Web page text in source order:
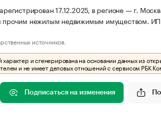
17.12.2025, в регионе — г.
прочим нежилым недвижимым имуществом.
источников.
и сгенерирована на основании данных из
и не имеет деловых отношений с сервисом РБК
Подписаться на изменения